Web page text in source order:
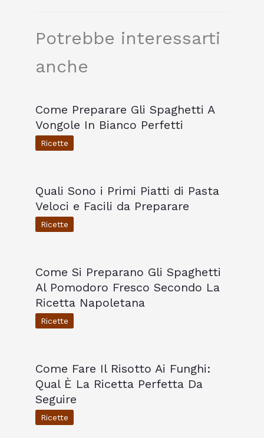
Potrebbe interessarti
anche
Come Preparare Gli Spaghetti A
Vongole In Bianco Perfetti
Ricette
Quali Sono i Primi Piatti di Pasta
Veloci e Facili da Preparare
Ricette
Come Si Preparano Gli Spaghetti
Al Pomodoro Fresco Secondo La
Ricetta Napoletana
Ricette
Come Fare Il Risotto Ai Funghi:
Qual È La Ricetta Perfetta Da
Seguire
Ricette